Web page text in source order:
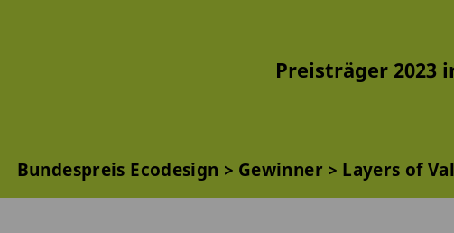
Preisträger 2023
Bundespreis Ecodesign Gewinner Layers of